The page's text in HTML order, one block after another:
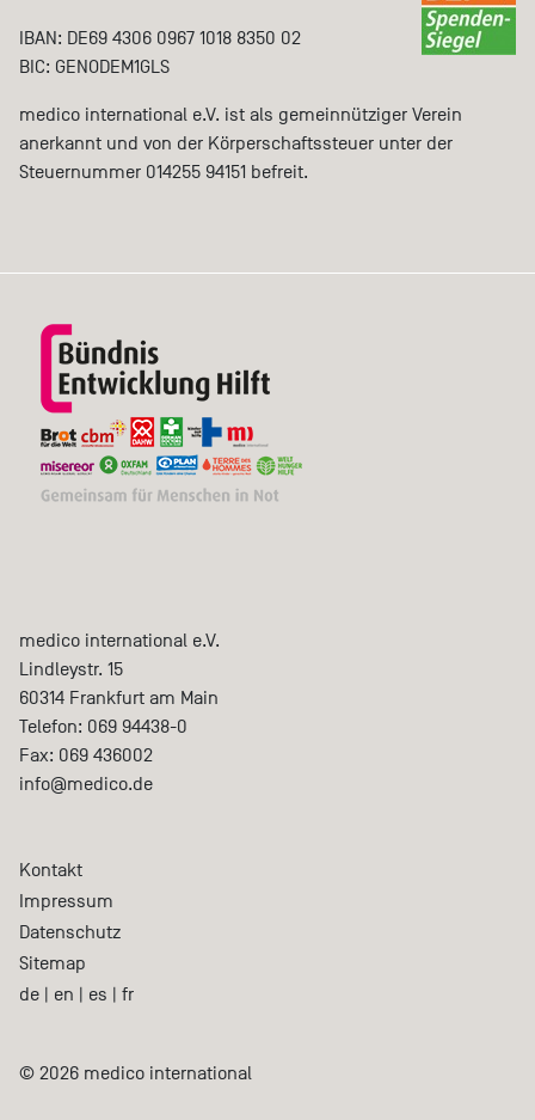
IBAN: DE69 4306 0967 1018 8350 02
BIC: GENODEM1GLS
medico international e.V. ist als gemeinnütziger Verein
anerkannt und von der Körperschaftssteuer unter der
Steuernummer 014255 94151 befreit.
medico international e.V.
Lindleystr. 15
60314 Frankfurt am Main
Telefon: 069 94438-0
Fax: 069 436002
info@medico.de
Kontakt
Impressum
Datenschutz
Sitemap
de | en | es | fr
© 2026 medico international